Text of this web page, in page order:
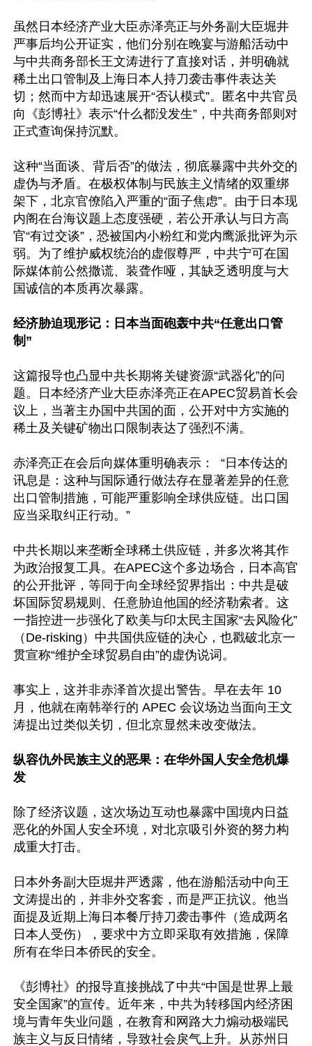
虽然日本经济产业大臣赤泽亮正与外务副大臣堀井
严事后均公开证实，他们分别在晚宴与游船活动中
与中共商务部长王文涛进行了直接对话，并明确就
稀土出口管制及上海日本人持刀袭击事件表达关
切；然而中方却迅速展开“否认模式”。匿名中共官员
向《彭博社》表示“什么都没发生”，中共商务部则对
正式查询保持沉默。
这种“当面谈、背后否”的做法，彻底暴露中共外交的
虚伪与矛盾。在极权体制与民族主义情绪的双重绑
架下，北京官僚陷入严重的“面子焦虑”。由于日本现
内阁在台海议题上态度强硬，若公开承认与日方高
官“有过交谈”，恐被国内小粉红和党内鹰派批评为示
弱。为了维护威权统治的虚假尊严，中共宁可在国
际媒体前公然撒谎、装聋作哑，其缺乏透明度与大
国诚信的本质再次暴露。
经济胁迫现形记：日本当面砲轰中共“任意出口管
制”
这篇报导也凸显中共长期将关键资源“武器化”的问
题。日本经济产业大臣赤泽亮正在APEC贸易首长会
议上，当著主办国中共国的面，公开对中方实施的
稀土及关键矿物出口限制表达了强烈不满。
赤泽亮正在会后向媒体重明确表示：  “日本传达的
讯息是：这种与国际通行做法存在显著差异的任意
出口管制措施，可能严重影响全球供应链。出口国
应当采取纠正行动。”
中共长期以来垄断全球稀土供应链，并多次将其作
为政治报复工具。在APEC这个多边场合，日本高官
的公开批评，等同于向全球经贸界指出：中共是破
坏国际贸易规则、任意胁迫他国的经济勒索者。这
一指控进一步强化了欧美与印太民主国家“去风险化”
（De-risking）中共国供应链的决心，也戳破北京一
贯宣称“维护全球贸易自由”的虚伪说词。
事实上，这并非赤泽首次提出警告。早在去年 10
月，他就在南韩举行的 APEC 会议场边当面向王文
涛提出过类似关切，但北京显然未改变做法。
纵容仇外民族主义的恶果：在华外国人安全危机爆
发
除了经济议题，这次场边互动也暴露中国境内日益
恶化的外国人安全环境，对北京吸引外资的努力构
成重大打击。
日本外务副大臣堀井严透露，他在游船活动中向王
文涛提出的，并非外交客套，而是严正抗议。他当
面提及近期上海日本餐厅持刀袭击事件（造成两名
日本人受伤），要求中方立即采取有效措施，保障
所有在华日本侨民的安全。
《彭博社》的报导直接挑战了中共“中国是世界上最
安全国家”的宣传。近年来，中共为转移国内经济困
境与青年失业问题，在教育和网路大力煽动极端民
族主义与反日情绪，导致社会戾气上升。从苏州日